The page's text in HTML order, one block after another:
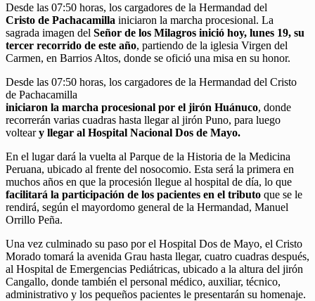
Desde las 07:50 horas, los cargadores de la Hermandad del
Cristo de Pachacamilla iniciaron la marcha procesional. La
sagrada imagen del Señor de los Milagros inició hoy, lunes 19, su
tercer recorrido de este año, partiendo de la iglesia Virgen del
Carmen, en Barrios Altos, donde se ofició una misa en su honor.
Desde las 07:50 horas, los cargadores de la Hermandad del Cristo
de Pachacamilla
iniciaron la marcha procesional por el jirón Huánuco, donde
recorrerán varias cuadras hasta llegar al jirón Puno, para luego
volteary llegar al Hospital Nacional Dos de Mayo.
En el lugar dará la vuelta al Parque de la Historia de la Medicina
Peruana, ubicado al frente del nosocomio. Esta será la primera en
muchos años en que la procesión llegue al hospital de día, lo que
facilitará la participación de los pacientes en el tributo que se le
rendirá, según el mayordomo general de la Hermandad, Manuel
Orrillo Peña.
Una vez culminado su paso por el Hospital Dos de Mayo, el Cristo
Morado tomará la avenida Grau hasta llegar, cuatro cuadras después,
al Hospital de Emergencias Pediátricas, ubicado a la altura del jirón
Cangallo, donde también el personal médico, auxiliar, técnico,
administrativo y los pequeños pacientes le presentarán su homenaje.